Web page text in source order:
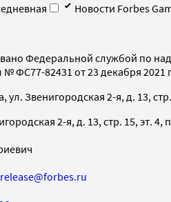
Новости Forbes
Федеральной службой по
ФС77-82431 от 23 декабря 2021
Звенигородская 2-я, д. 13,
2-я, д. 13, стр. 15, эт. 4,